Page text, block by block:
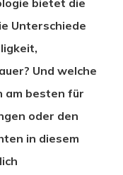
Unterschiede
Und welche
am besten für
oder den
in diesem